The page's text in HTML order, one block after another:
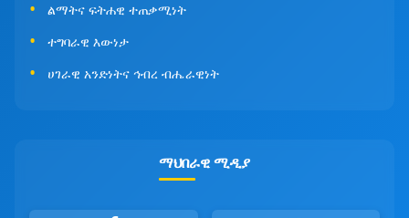
ልማትና ፍትሐዊ ተጠቃሚነት
ተግባራዊ እውነታ
ሀገራዊ አንድነትና ኅብረ ብሔራዊነት
ማህበራዊ ሚዲያ